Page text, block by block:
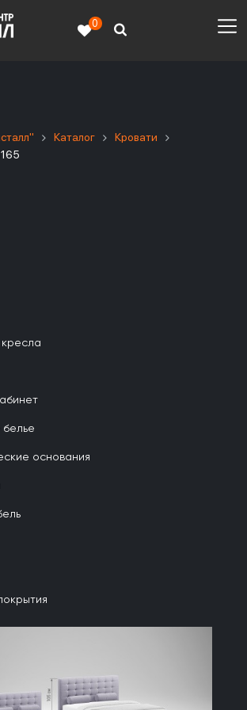
0
Каталог
Кровати
белье
основания